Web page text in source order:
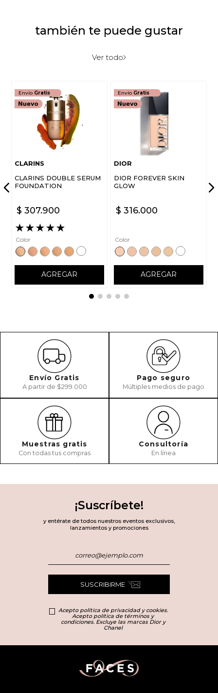
también te puede gustar
Ver todo
Envío Gratis
CLARINS
CLARINS DOUBLE SERUM
FOUNDATION
$ 307.900
★★★★★
Color
AGREGAR
Envío Gratis
DIOR
DIOR FOREVER SKIN
GLOW
$ 316.000
Color
AGREGAR
Envío Gratis
A partir de $299.000
Pago seguro
Múltiples medios de pago
Muestras gratis
Con todas tus compras
Consultoría
En línea
¡Suscríbete!
y entérate de todos nuestros eventos exclusivos,
lanzamientos y promociones
SUSCRIBIRME
Acepto política de privacidad y cookies.
Acepto política de términos y
condiciones. Excluye las marcas Dior y
Chanel